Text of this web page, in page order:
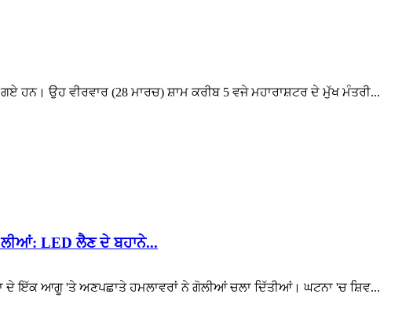
ਹਨ। ਉਹ ਵੀਰਵਾਰ (28 ਮਾਰਚ) ਸ਼ਾਮ ਕਰੀਬ 5 ਵਜੇ ਮਹਾਰਾਸ਼ਟਰ ਦੇ ਮੁੱਖ ਮੰਤਰੀ...
LED ਲੈਣ ਦੇ ਬਹਾਨੇ...
ਦੇ ਇੱਕ ਆਗੂ 'ਤੇ ਅਣਪਛਾਤੇ ਹਮਲਾਵਰਾਂ ਨੇ ਗੋਲੀਆਂ ਚਲਾ ਦਿੱਤੀਆਂ। ਘਟਨਾ 'ਚ ਸ਼ਿਵ...